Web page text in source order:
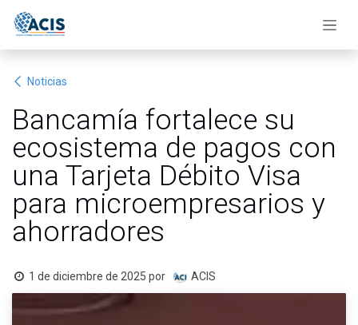
Noticias
Bancamía fortalece su
ecosistema de pagos con
una Tarjeta Débito Visa
para microempresarios y
ahorradores
1 de diciembre de 2025 por ACIS